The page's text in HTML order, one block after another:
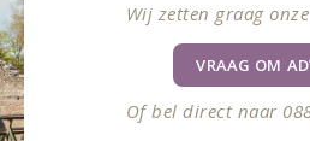
Wij zetten graag
VRAAG OM
Of bel direct naar